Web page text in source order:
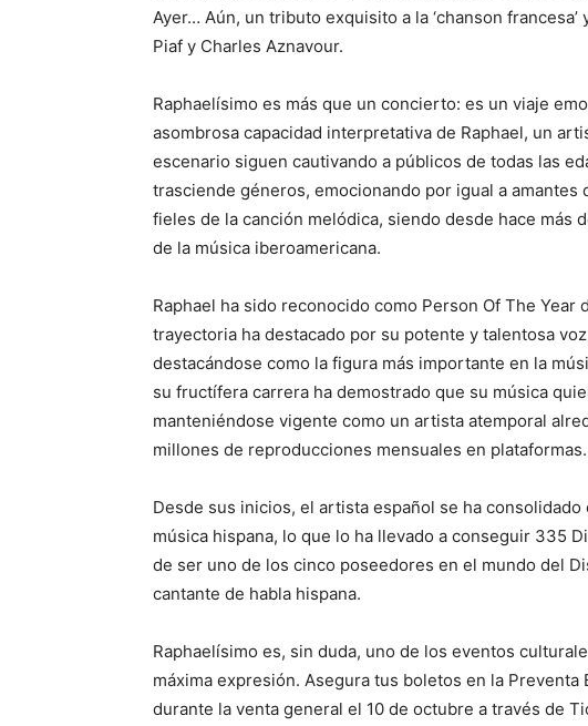
Ayer… Aún, un tributo exquisito a la ‘chanson
Piaf y Charles Aznavour.
Raphaelísimo es más que un concierto: es un viaje
asombrosa capacidad interpretativa de Raphael, un
escenario siguen cautivando a públicos de todas las
trasciende géneros, emocionando por igual a
fieles de la canción melódica, siendo desde hace más
de la música iberoamericana.
Raphael ha sido reconocido como Person Of The Year
trayectoria ha destacado por su potente y talentosa
destacándose como la figura más importante en la
su fructífera carrera ha demostrado que su música
manteniéndose vigente como un artista atemporal
millones de reproducciones mensuales en plataformas.
Desde sus inicios, el artista español se ha
música hispana, lo que lo ha llevado a conseguir 335
de ser uno de los cinco poseedores en el mundo del
cantante de habla hispana.
Raphaelísimo es, sin duda, uno de los eventos
máxima expresión. Asegura tus boletos en la
durante la venta general el 10 de octubre a través de